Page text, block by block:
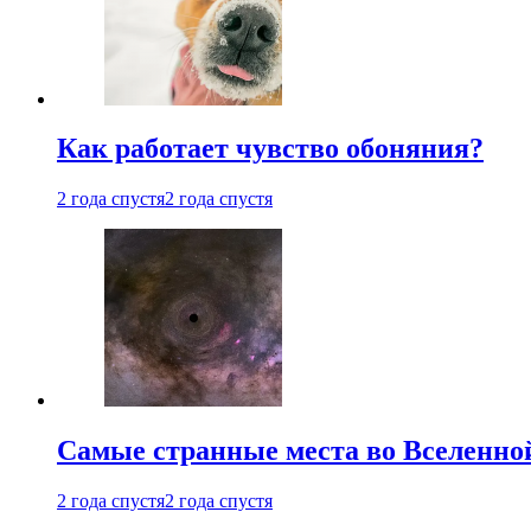
Как работает чувство обоняния?
2 года спустя2 года спустя
Самые странные места во
2 года спустя2 года спустя